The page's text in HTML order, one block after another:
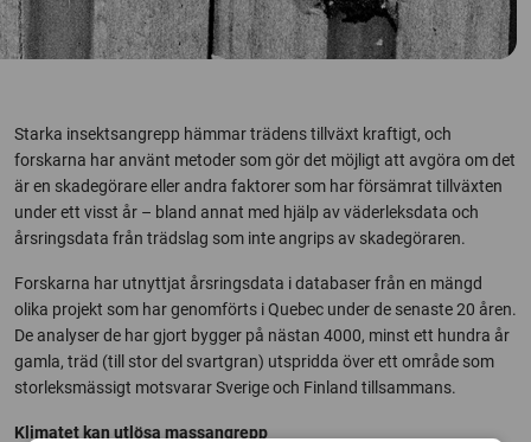
Starka insektsangrepp hämmar trädens tillväxt kraftigt, och
forskarna har använt metoder som gör det möjligt att avgöra om det
är en skadegörare eller andra faktorer som har försämrat tillväxten
under ett visst år – bland annat med hjälp av väderleksdata och
årsringsdata från trädslag som inte angrips av skadegöraren.
Forskarna har utnyttjat årsringsdata i databaser från en mängd
olika projekt som har genomförts i Quebec under de senaste 20 åren.
De analyser de har gjort bygger på nästan 4000, minst ett hundra år
gamla, träd (till stor del svartgran) utspridda över ett område som
storleksmässigt motsvarar Sverige och Finland tillsammans.
Klimatet kan utlösa massangrepp